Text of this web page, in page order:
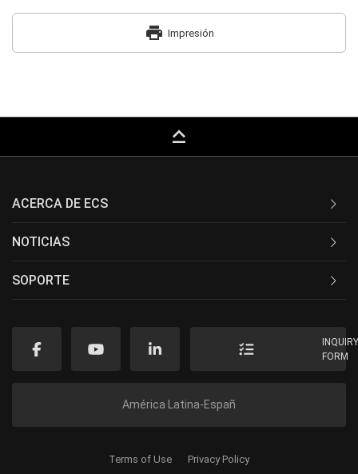
print Impresión
keyboard_capslock
ACERCA DE ECS
NOTICIAS
SOPORTE
FORM
América Latina-Españ
Terms of Use Privacy Policy